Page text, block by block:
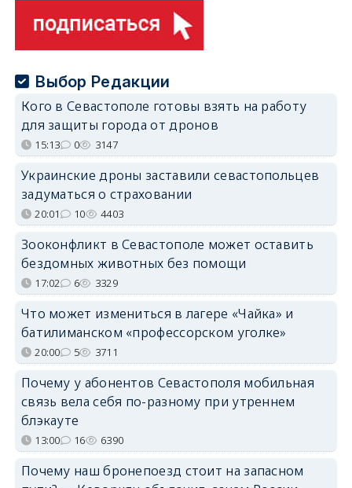
Выбор Редакции
Кого в Севастополе готовы взять на работу
для защиты города от дронов
15:13 0 3147
Украинские дроны заставили севастопольцев
задуматься о страховании
20:01 10 4403
Зооконфликт в Севастополе может оставить
бездомных животных без помощи
17:02 6 3329
Что может измениться в лагере «Чайка» и
батилиманском «профессорском уголке»
20:00 5 3711
Почему у абонентов Севастополя мобильная
связь вела себя по-разному при утреннем
блэкауте
13:00 16 6390
Почему наш бронепоезд стоит на запасном